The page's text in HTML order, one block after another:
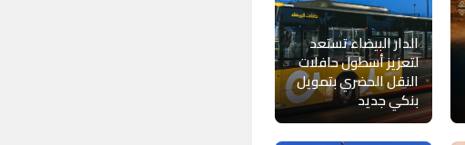
الدار البيضاء تستعد
لتعزيز أسطول حافلات
النقل الحضري بتمويل
بنكي جديد